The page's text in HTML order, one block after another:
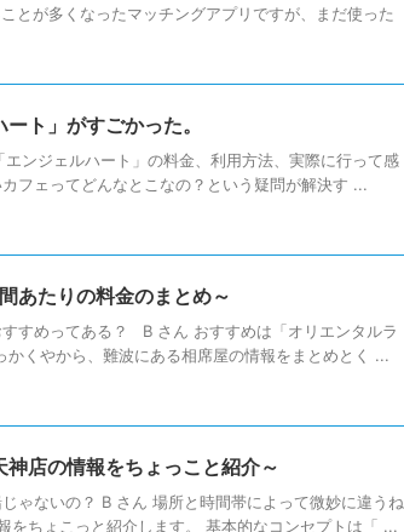
が多くなったマッチングアプリですが、まだ使った
ト」がすごかった。
ンジェルハート」の料金、利用方法、実際に行って感
フェってどんなとこなの？という疑問が解決す ...
あたりの料金のまとめ～
すめってある？ B さん おすすめは「オリエンタルラ
くやから、難波にある相席屋の情報をまとめとく ...
店の情報をちょっこと紹介～
ゃないの？ B さん 場所と時間帯によって微妙に違うね
ちょこっと紹介します。 基本的なコンセプトは「 ...